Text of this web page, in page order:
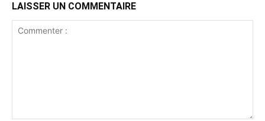
LAISSER UN COMMENTAIRE